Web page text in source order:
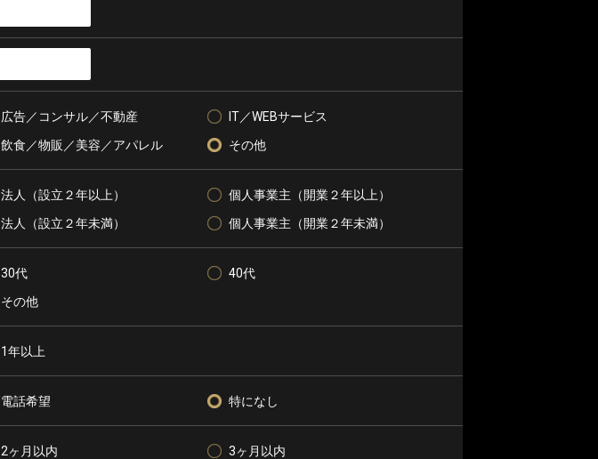
広告／コンサル／不動産
IT／WEBサービス
飲食／物販／美容／アパレル その他
法人（設立２年以上）
個人事業主（開業２年以上）
法人（設立２年未満） 個人事業主（開業２年未満）
30代
40代
その他
1年以上
電話希望 特になし
2ヶ月以内
3ヶ月以内